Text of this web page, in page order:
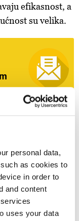
personal data,
as cookies to
in order to
and content
uses your data
efikasnost, a
su velika.
Prijavite se
o Ukrajini
proizvodima